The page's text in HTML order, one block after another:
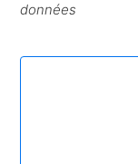
données